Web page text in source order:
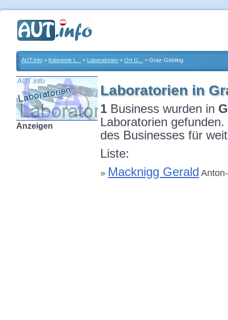
AUT.info > Kategorie L... > Laboratorien > Ort G... > Graz-Gösting
Anzeigen
Laboratorien in
1 Business wurden in
Laboratorien
des Businesses für
Liste:
» Macknigg Gerald